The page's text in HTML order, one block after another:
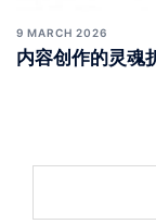
9 MARCH 2026
内容创作的灵魂